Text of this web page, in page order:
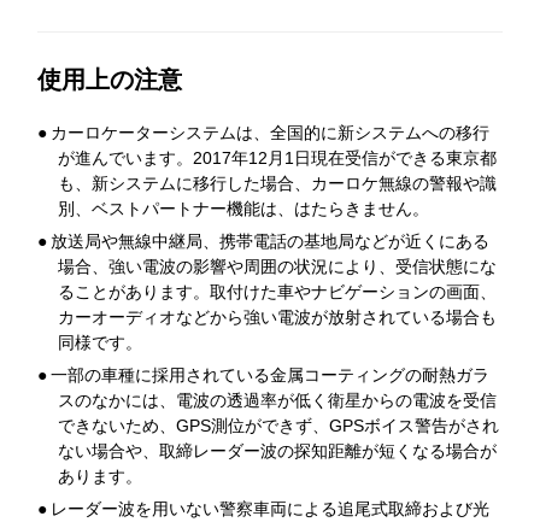
使用上の注意
● カーロケーターシステムは、全国的に新システムへの移行
が進んでいます。2017年12月1日現在受信ができる東京都
も、新システムに移行した場合、カーロケ無線の警報や識
別、ベストパートナー機能は、はたらきません。
●放送局や無線中継局、携帯電話の基地局などが近くにある
場合、強い電波の影響や周囲の状況により、受信状態にな
ることがあります。取付けた車やナビゲーションの画面、
カーオーディオなどから強い電波が放射されている場合も
同様です。
●一部の車種に採用されている金属コーティングの耐熱ガラ
スのなかには、電波の透過率が低く衛星からの電波を受信
できないため、GPS測位ができず、GPSボイス警告がされ
ない場合や、取締レーダー波の探知距離が短くなる場合が
あります。
● レーダー波を用いない警察車両による追尾式取締および光